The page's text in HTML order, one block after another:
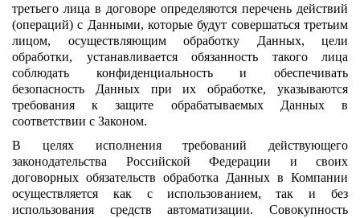
третьего лица в договоре определяются перечень действий
(операций) с Данными, которые будут совершаться третьим
лицом, осуществляющим обработку Данных, цели
обработки, устанавливается обязанность такого лица
соблюдать конфиденциальность и обеспечивать
безопасность Данных при их обработке, указываются
требования к защите обрабатываемых Данных в
соответствии с Законом.
В целях исполнения требований действующего
законодательства Российской Федерации и своих
договорных обязательств обработка Данных в Компании
осуществляется как с использованием, так и без
использования средств автоматизации. Совокупность